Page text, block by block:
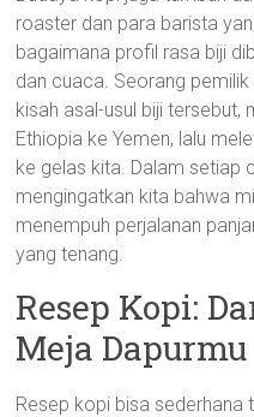
roaster dan para barista
bagaimana profil rasa biji
dan cuaca. Seorang
kisah asal-usul biji tersebut,
Ethiopia ke Yemen, lalu
ke gelas kita. Dalam setiap
mengingatkan kita bahwa
menempuh perjalanan
yang tenang.
Resep Kopi:
Meja Dapurmu
Resep kopi bisa sederhana